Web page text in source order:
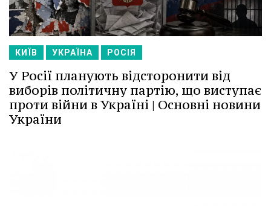
КИЇВ УКРАЇНА РОСІЯ
У Росії планують відсторонити від
виборів політичну партію, що виступає
проти війни в Україні | Основні новини
України